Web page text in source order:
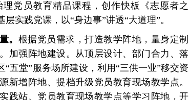
党员教育精品课程，创作快板《志愿者之
实践党课，以“身边事”讲透“大道理”。
。 根据党员需求，打造教学阵地，量身定制
加强阵地建设。从顶层设计、部门合力、落
五堂”服务场所建设，利用“三供一业”移交资
新增阵地、提档升级党员教育现场教学点。
践站、党员教育现场教学点等学习阵地，开